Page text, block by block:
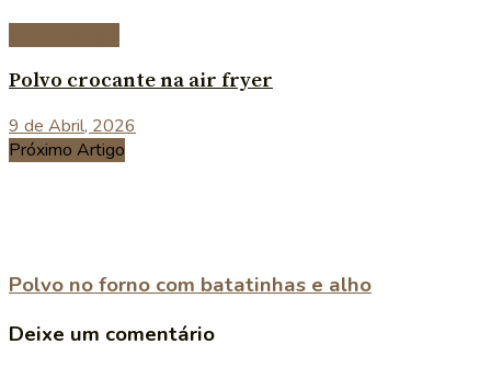
Polvo crocante na air fryer
9 de Abril, 2026
Próximo Artigo
Polvo no forno com batatinhas e alho
Deixe um comentário